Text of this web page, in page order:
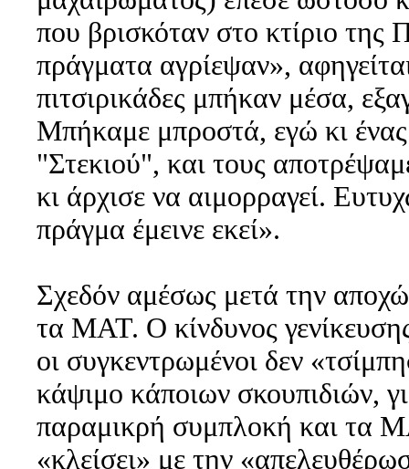
που βρισκόταν στο κτίριο της
πράγματα αγρίεψαν»,
πιτσιρικάδες μπήκαν μέσα,
Μπήκαμε μπροστά, εγώ κι ένας
"Στεκιού", και τους
κι άρχισε να αιμορραγεί.
πράγμα έμεινε εκεί».
Σχεδόν αμέσως μετά την
τα ΜΑΤ. Ο κίνδυνος
οι συγκεντρωμένοι δεν
κάψιμο κάποιων σκουπιδιών,
παραμικρή συμπλοκή και τα
«κλείσει» με την